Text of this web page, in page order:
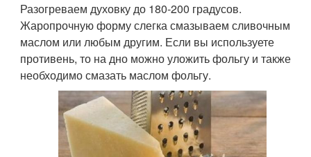
Разогреваем духовку до 180-200 градусов.
Жаропрочную форму слегка смазываем сливочным
маслом или любым другим. Если вы используете
противень, то на дно можно уложить фольгу и также
необходимо смазать маслом фольгу.